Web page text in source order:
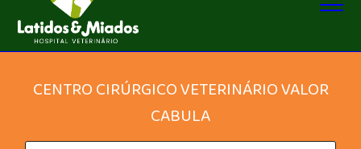
CENTRO CIRÚRGICO VETERINÁRIO VALOR
CABULA